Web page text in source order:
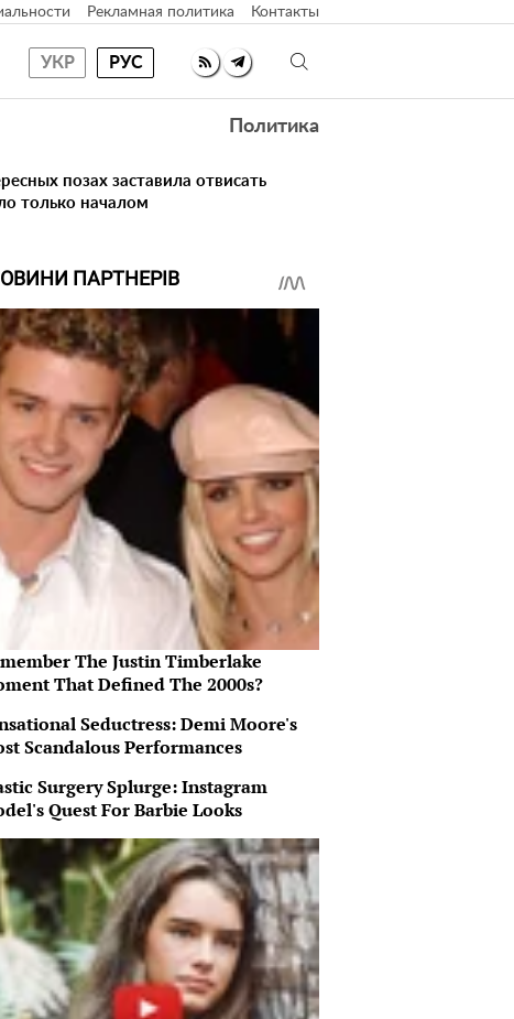
Рекламная политика Контакты
УКР РУС
Политика
позах заставила отвисать
только началом
ПАРТНЕРІВ
The Justin Timberlake
That Defined The 2000s?
Seductress: Demi Moore's
Scandalous Performances
Surgery Splurge: Instagram
Quest For Barbie Looks